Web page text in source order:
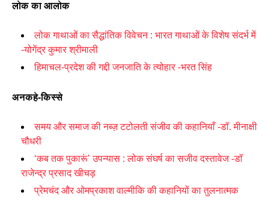
लोक का आलोक
लोक गाथाओं का सैद्धांतिक विवेचन : भारत गाथाओं के विशेष संदर्भ में
-योगेंद्र कुमार श्रीमाली
हिमाचल-प्रदेश की गद्दी जनजाति के त्योहार -भरत सिंह
अनकहे-किस्से
समय और समाज की नब्ज़ टटोलती संजीव की कहानियाँ -डॉ. मीनाक्षी
चौधरी
‘कब तक पुकारूं’ उपन्यास : लोक संघर्ष का सजीव दस्तावेज -डॉ
राजेन्द्र प्रसाद खीचड़
प्रेमचंद और ओमप्रकाश वाल्मीकि की कहानियों का तुलनात्मक